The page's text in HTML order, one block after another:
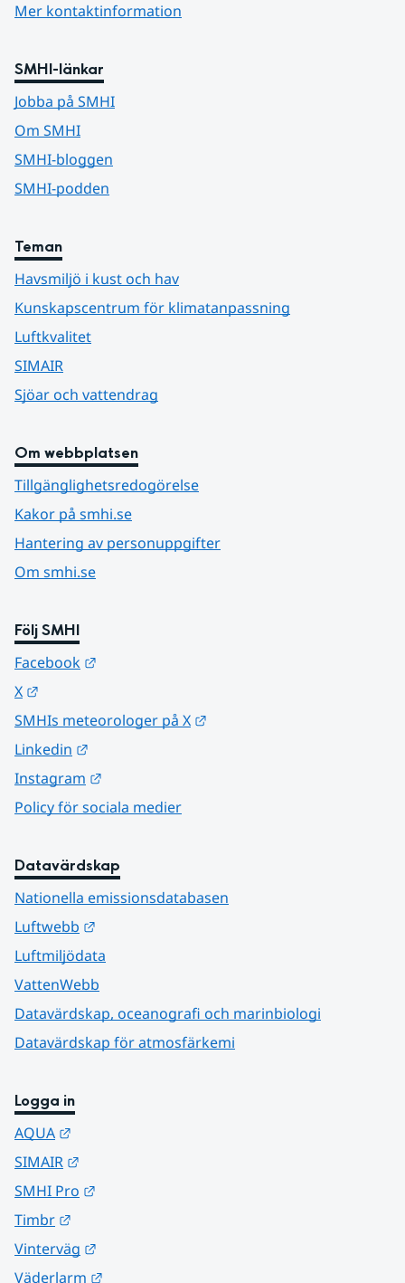
Mer kontaktinformation
SMHI-länkar
Jobba på SMHI
Om SMHI
SMHI-bloggen
SMHI-podden
Teman
Havsmiljö i kust och hav
Kunskapscentrum för klimatanpassning
Luftkvalitet
SIMAIR
Sjöar och vattendrag
Om webbplatsen
Tillgänglighetsredogörelse
Kakor på smhi.se
Hantering av personuppgifter
Om smhi.se
Följ SMHI
Facebook
X
SMHIs meteorologer på X
Linkedin
Instagram
Policy för sociala medier
Datavärdskap
Nationella emissionsdatabasen
Luftwebb
Luftmiljödata
VattenWebb
Datavärdskap, oceanografi och marinbiologi
Datavärdskap för atmosfärkemi
Logga in
AQUA
SIMAIR
SMHI Pro
Timbr
Vinterväg
Väderlarm